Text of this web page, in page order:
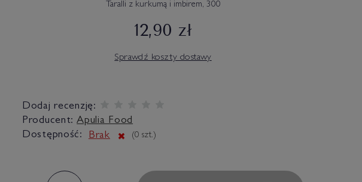
Taralli z kurkumą i imbirem, 300
12,90 zł
Sprawdź koszty dostawy
Dodaj recenzję:
Producent: Apulia Food
Dostępność:
Brak (0 szt.)